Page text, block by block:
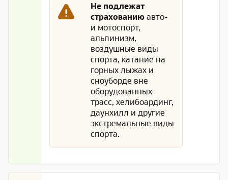
Не подлежат
страхованиюавто-
и мотоспорт,
альпинизм,
воздушные виды
спорта, катание на
горных лыжах и
сноуборде вне
оборудованных
трасс, хелибоардинг,
даунхилл и другие
экстремальные виды
спорта.